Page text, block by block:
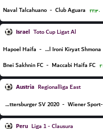
Naval Talcahuano - Club Aguara ۲۲:۳۰
Israel Toto Cup Ligat Al
Hapoel Haifa - Hapoel Ironi Kiryat Shmona
Bnei Sakhnin FC - Maccabi Haifa FC
Austria Regionalliga East
Mattersburger SV 2020 - Wiener
Peru Liga 1 - Clausura